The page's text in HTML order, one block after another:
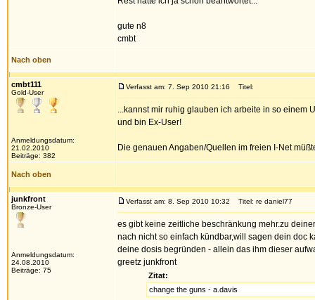
gute n8
cmbt
Nach oben
cmbt111
Gold-User
Anmeldungsdatum:
21.02.2010
Beiträge: 382
Verfasst am: 7. Sep 2010 21:16 Titel:
...kannst mir ruhig glauben ich arbeite in so einem
und bin Ex-User!
Die genauen Angaben/Quellen im freien I-Net
Nach oben
junkfront
Bronze-User
Anmeldungsdatum:
24.08.2010
Beiträge: 75
Verfasst am: 8. Sep 2010 10:32 Titel: re daniel77
es gibt keine zeitliche beschränkung mehr.zu
nach nicht so einfach kündbar,will sagen dein doc
deine dosis begründen - allein das ihm dieser
greetz junkfront
Zitat:
change the guns - a.davis